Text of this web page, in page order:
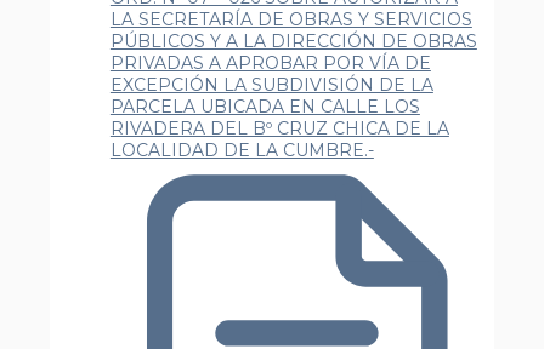
LA SECRETARÍA DE OBRAS Y SERVICIOS
PÚBLICOS Y A LA DIRECCIÓN DE OBRAS
PRIVADAS A APROBAR POR VÍA DE
EXCEPCIÓN LA SUBDIVISIÓN DE LA
PARCELA UBICADA EN CALLE LOS
RIVADERA DEL Bº CRUZ CHICA DE LA
LOCALIDAD DE LA CUMBRE.-